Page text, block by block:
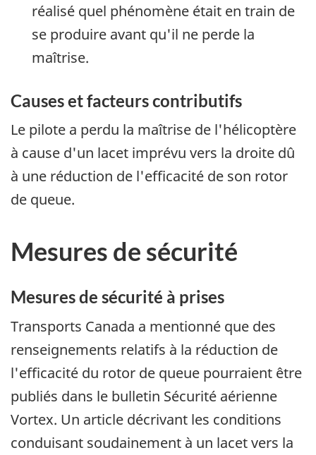
réalisé quel phénomène était en train de
se produire avant qu'il ne perde la
maîtrise.
Causes et facteurs contributifs
Le pilote a perdu la maîtrise de l'hélicoptère
à cause d'un lacet imprévu vers la droite dû
à une réduction de l'efficacité de son rotor
de queue.
Mesures de sécurité
Mesures de sécurité à prises
Transports Canada a mentionné que des
renseignements relatifs à la réduction de
l'efficacité du rotor de queue pourraient être
publiés dans le bulletin Sécurité aérienne
Vortex. Un article décrivant les conditions
conduisant soudainement à un lacet vers la